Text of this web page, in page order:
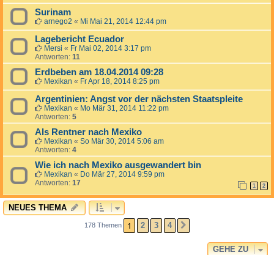
Surinam
arnego2 « Mi Mai 21, 2014 12:44 pm
Lagebericht Ecuador
Mersi « Fr Mai 02, 2014 3:17 pm
Antworten: 11
Erdbeben am 18.04.2014 09:28
Mexikan « Fr Apr 18, 2014 8:25 pm
Argentinien: Angst vor der nächsten Staatspleite
Mexikan « Mo Mär 31, 2014 11:22 pm
Antworten: 5
Als Rentner nach Mexiko
Mexikan « So Mär 30, 2014 5:06 am
Antworten: 4
Wie ich nach Mexiko ausgewandert bin
Mexikan « Do Mär 27, 2014 9:59 pm
Antworten: 17 1 2
NEUES THEMA
178 Themen 1 2 3 4
GEHE ZU